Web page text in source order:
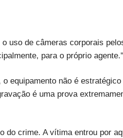
uso de câmeras corporais
para o próprio agente."
equipamento não é
é uma prova
do crime. A vítima entrou por